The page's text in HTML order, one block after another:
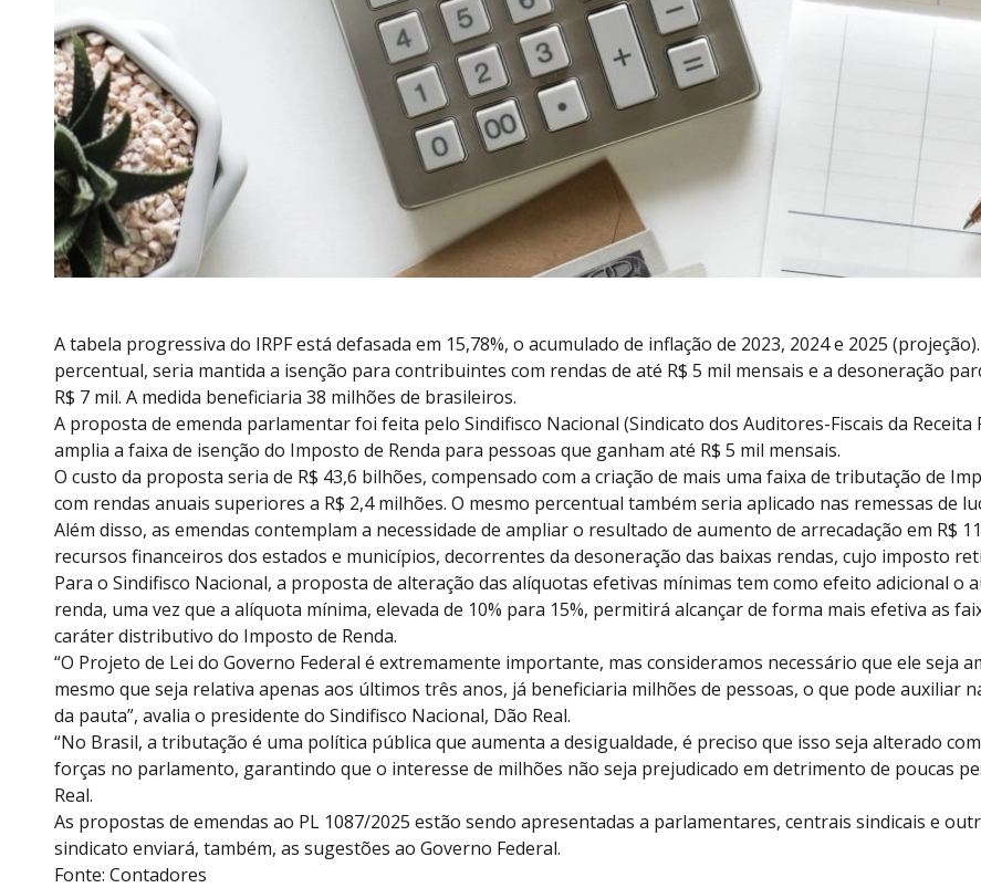
A tabela progressiva do IRPF está defasada em 15,78%, o acumulado de inflação de 2023, 2024 e 2025
percentual, seria mantida a isenção para contribuintes com rendas de até R$ 5 mil mensais e a desoneração
R$ 7 mil. A medida beneficiaria 38 milhões de brasileiros.
A proposta de emenda parlamentar foi feita pelo Sindifisco Nacional (Sindicato dos Auditores-Fiscais da Receita
amplia a faixa de isenção do Imposto de Renda para pessoas que ganham até R$ 5 mil mensais.
O custo da proposta seria de R$ 43,6 bilhões, compensado com a criação de mais uma faixa de tributação de
com rendas anuais superiores a R$ 2,4 milhões. O mesmo percentual também seria aplicado nas remessas de
Além disso, as emendas contemplam a necessidade de ampliar o resultado de aumento de arrecadação em R$
recursos financeiros dos estados e municípios, decorrentes da desoneração das baixas rendas, cujo imposto
Para o Sindifisco Nacional, a proposta de alteração das alíquotas efetivas mínimas tem como efeito adicional
renda, uma vez que a alíquota mínima, elevada de 10% para 15%, permitirá alcançar de forma mais efetiva as
caráter distributivo do Imposto de Renda.
“O Projeto de Lei do Governo Federal é extremamente importante, mas consideramos necessário que ele seja
mesmo que seja relativa apenas aos últimos três anos, já beneficiaria milhões de pessoas, o que pode auxiliar
da pauta”, avalia o presidente do Sindifisco Nacional, Dão Real.
“No Brasil, a tributação é uma política pública que aumenta a desigualdade, é preciso que isso seja alterado
forças no parlamento, garantindo que o interesse de milhões não seja prejudicado em detrimento de poucas
Real.
As propostas de emendas ao PL 1087/2025 estão sendo apresentadas a parlamentares, centrais sindicais e
sindicato enviará, também, as sugestões ao Governo Federal.
Fonte: Contadores